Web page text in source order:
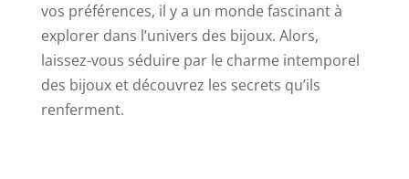
vos préférences, il y a un monde fascinant à
explorer dans l’univers des bijoux. Alors,
laissez-vous séduire par le charme intemporel
des bijoux et découvrez les secrets qu’ils
renferment.